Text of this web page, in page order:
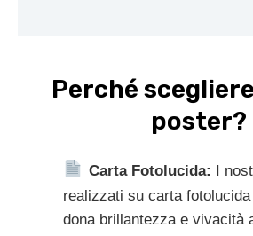
Perché
poster?
Carta Fotolucida: I
realizzati su carta
dona brillantezza e vivacità